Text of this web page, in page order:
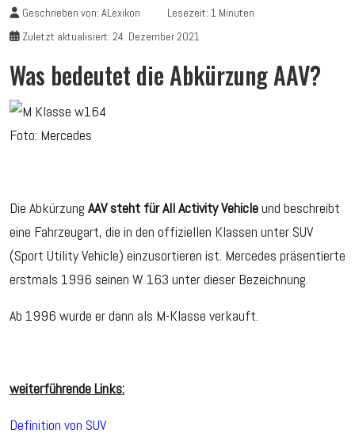
Geschrieben von: ALexikon
Lesezeit: 1 Minuten
Zuletzt aktualisiert: 24. Dezember 2021
Was bedeutet die Abkürzung AAV?
Foto: Mercedes
Die Abkürzung AAV steht für All Activity Vehicleund beschreibt
eine Fahrzeugart, die in den offiziellen Klassen unter SUV
(Sport Utility Vehicle) einzusortieren ist. Mercedes präsentierte
erstmals 1996 seinen W 163 unter dieser Bezeichnung.
Ab 1996 wurde er dann als M-Klasse verkauft.
weiterführende Links:
Definition von SUV